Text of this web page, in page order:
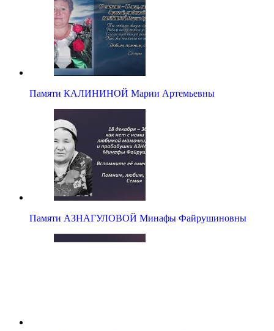
Памяти КАЛИНИНОЙ Марии Артемьевны
Памяти АЗНАГУЛОВОЙ Минафы Файрушиновны